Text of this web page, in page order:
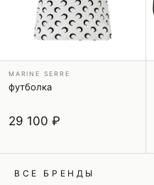
MARINE SERRE
футболка
29 100 ₽
ВСЕ БРЕНДЫ